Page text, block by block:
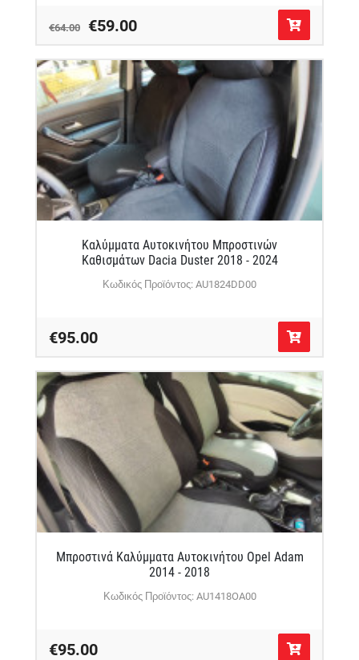
€64.00 €59.00
Καλύμματα Αυτοκινήτου Μπροστινών
Καθισμάτων Dacia Duster 2018 - 2024
Κωδικός Προϊόντος: AU1824DD00
€95.00
Μπροστινά Καλύμματα Αυτοκινήτου Opel Adam
2014 - 2018
Κωδικός Προϊόντος: AU1418OA00
€95.00